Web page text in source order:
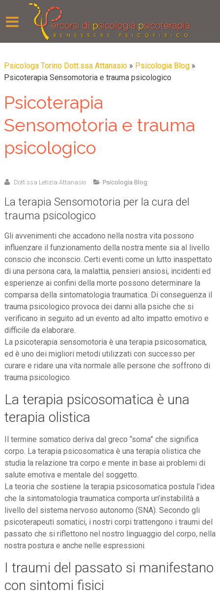
Psicologa Torino Dott.ssa Attanasio » Psicologia Blog »
Psicoterapia Sensomotoria e trauma psicologico
Psicoterapia
Sensomotoria e trauma
psicologico
Dott.ssa Letizia Attanasio Psicologia Blog
La terapia Sensomotoria per la cura del
trauma psicologico
Gli avvenimenti che accadono nella nostra vita possono
influenzare il funzionamento della nostra mente sia al livello
conscio che inconscio. Certi eventi come un lutto inaspettato
di una persona cara, la malattia, pensieri ansiosi, incidenti ed
esperienze ai confini della morte possono determinare la
comparsa della sintomatologia traumatica. Di conseguenza il
trauma psicologico provoca dei danni alla psiche che si
verificano in seguito ad un evento ad alto impatto emotivo e
difficile da elaborare.
La psicoterapia sensomotoria è una terapia psicosomatica,
ed è uno dei migliori metodi utilizzati con successo per
curare e ridare una vita normale alle persone che soffrono di
trauma psicologico.
La terapia psicosomatica è una
terapia olistica
Il termine somatico deriva dal greco “soma” che significa
corpo. La terapia psicosomatica è una terapia olistica che
studia la relazione tra corpo e mente in base ai problemi di
salute emotiva e mentale del soggetto.
La teoria che sostiene la terapia psicosomatica postula l’idea
che la sintomatologia traumatica comporta un’instabilità a
livello del sistema nervoso autonomo (SNA). Secondo gli
psicoterapeuti somatici, i nostri corpi trattengono i traumi del
passato che si riflettono nel nostro linguaggio del corpo, nella
nostra postura e anche nelle espressioni.
I traumi del passato si manifestano
con sintomi fisici